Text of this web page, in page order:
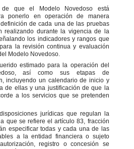
de que el Modelo Novedoso está
ponerlo en operación de manera
de cada una de las pruebas
realizando durante la vigencia de la
los indicadores y rangos que
la revisión continua y evaluación
Modelo Novedoso.
estimado para la operación del
así como sus etapas de
incluyendo un calendario de inicio y
de ellas y una justificación de que la
a los servicios que se pretenden
jurídicas que regulan la
que se refiere el artículo 83, fracción
especificar todas y cada una de las
a la entidad financiera o sujeto
registro o concesión se